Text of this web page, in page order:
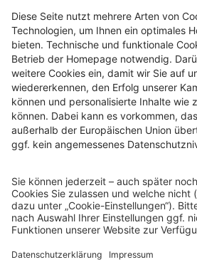
Kontakt
KompetenzCentren
Hausbau-Ratgeber
Newsletter
Karriere
Projektentwicklung
Rechtliches
Nutzungsbedingungen
Datenschutz
Informationen
Presse
Unternehmensinformationen